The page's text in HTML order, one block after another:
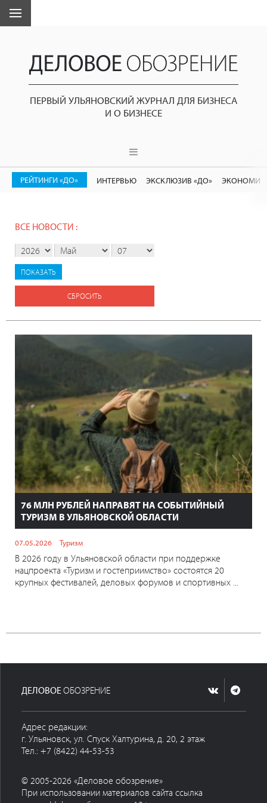
ПЕРВЫЙ УЛЬЯНОВСКИЙ ЖУРНАЛ ДЛЯ БИЗНЕСА
И О БИЗНЕСЕ
РЕЙТИНГИ «ДО» ИНТЕРВЬЮ ЭКСКЛЮЗИВ «ДО»
ВСЕ НОВОСТИ :
СБРОСИТЬ
76 МЛН РУБЛЕЙ НАПРАВЯТ НА СОБЫТИЙНЫЙ
ТУРИЗМ В УЛЬЯНОВСКОЙ ОБЛАСТИ
07.05.2026 Туризм
В 2026 году в Ульяновской области при поддержке
нацпроекта «Туризм и гостеприимство» состоятся 20
крупных фестивалей, деловых форумов и спортивных ...
ДЕЛОВОЕОБОЗРЕНИЕ
Адрес редакции:
г. Ульяновск, ул. Спуск Халтурина, д. 20, 2 этаж
Тел.: +7 (8422) 44-53-53
© 2005-2026 «Деловое обозрение»
При использовании материалов сайта ссылка